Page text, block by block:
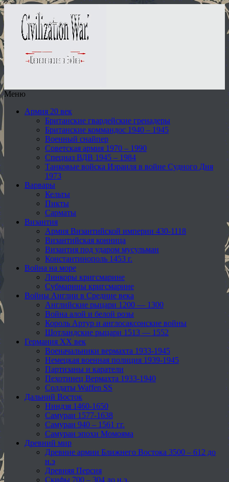
Меню
Армия 20 век
Британские гвардейские гренадеры
Британские коммандос 1940 – 1945
Военный снайпер
Советская армия 1970 – 1990
Спецназ ВДВ 1945 – 1984
Танковые войска Израиля в войне Судного Дня
1973
Варвары
Кельты
Пикты
Сарматы
Византия
Армия Византийской империи 430-1118
Византийская конница
Византия под ударом мусульман
Константинополь 1453 г.
Война на море
Линкоры кригсмарине
Субмарины кригсмарине
Войны Англии в Средние века
Английские рыцари 1200 — 1300
Война алой и белой розы
Король Артур и англосаксонские войны
Шотландские рыцари 1513 — 1552
Германия XX век
Военачальники вермахта 1933-1945
Немецкая военная полиция 1939-1945
Партизаны и каратели
Пехотинец Вермахта 1933-1940
Солдаты Waffen SS
Дальний Восток
Ниндзя 1460-1650
Самураи 1577-1638
Самураи 940 – 1561 гг.
Самураи эпохи Момояма
Древний мир
Древние армии Ближнего Востока 3500 – 612 до
н.э
Древняя Персия
Скифы 700 – 304 до н.э.